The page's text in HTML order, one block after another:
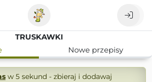
TRUSKAWKI
Nowe przepisy
w 5 sekund - zbieraj i dodawaj